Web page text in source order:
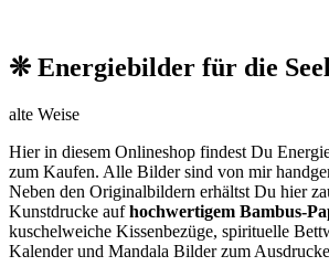
❊ Energiebilder für die
alte Weise
Hier in diesem Onlineshop findest Du
zum Kaufen. Alle Bilder sind von mir
Neben den Originalbildern erhältst Du hier
Kunstdrucke aufhochwertigem Bambus-
kuschelweiche Kissenbezüge, spirituelle
Kalender und Mandala Bilder zum